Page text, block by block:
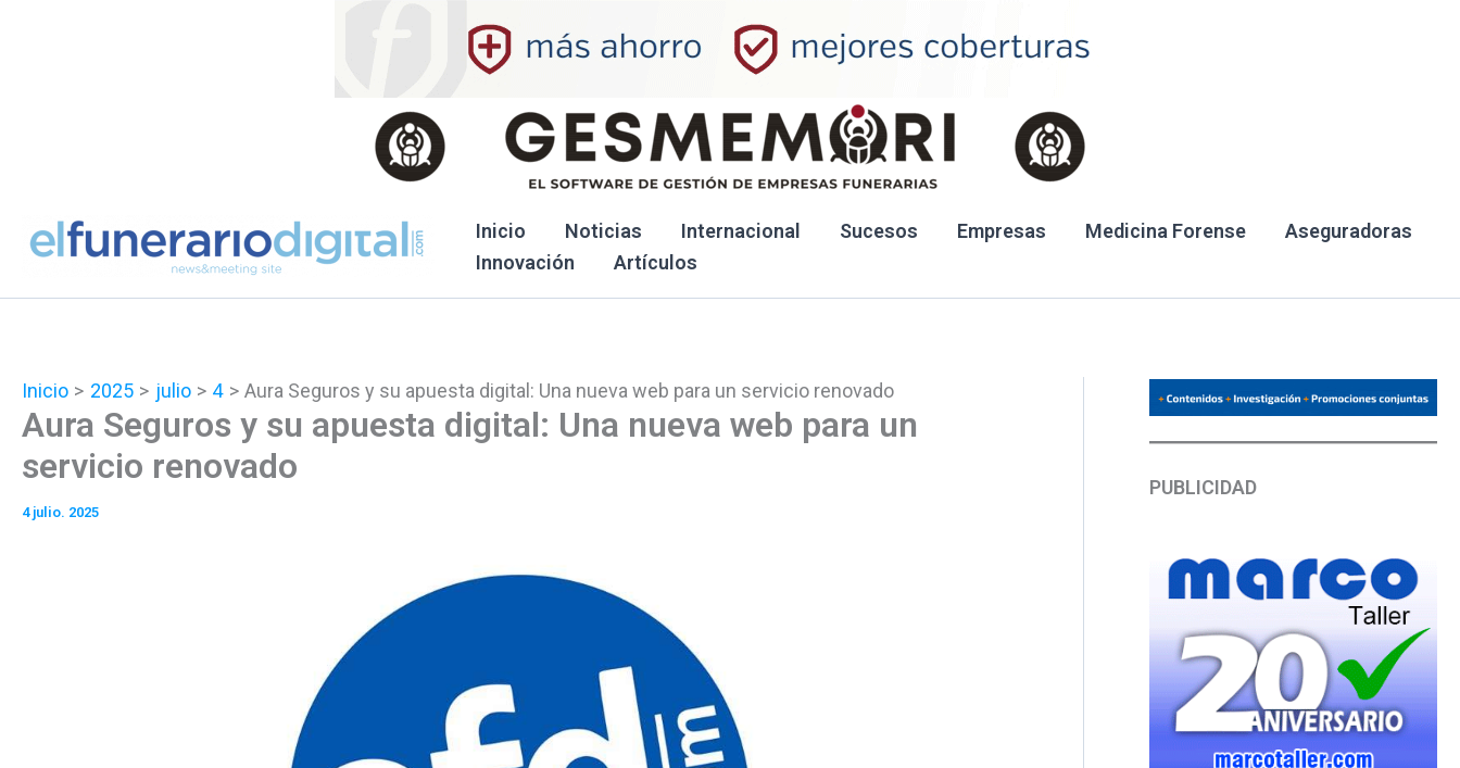
Inicio Noticias Internacional Sucesos Empresas Medicina Forense
Aseguradoras
Innovación
Artículos
Inicio 2025 julio 4 Aura Seguros y su apuesta digital: Una nueva web para un servicio renovado
Aura Seguros y su apuesta digital: Una nueva web para un
servicio renovado
4 julio. 2025
PUBLICIDAD